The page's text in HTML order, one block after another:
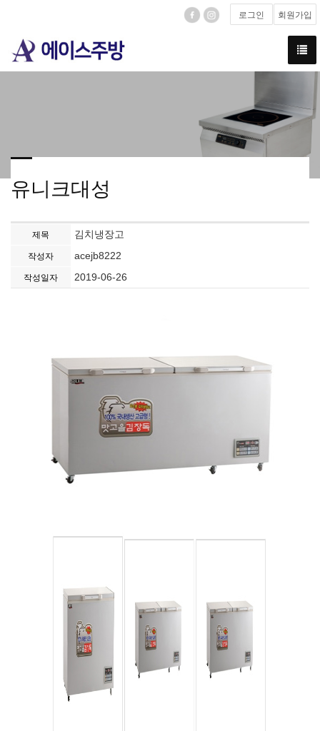
로그인 회원가입
유니크대성
제목 김치냉장고
작성자 acejb8222
작성일자 2019-06-26